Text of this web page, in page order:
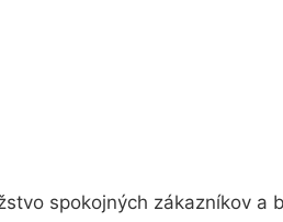
spokojných zákazníkov a